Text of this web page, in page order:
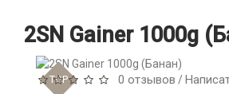
2SN Gainer 1000g
TOP 0 отзывов /